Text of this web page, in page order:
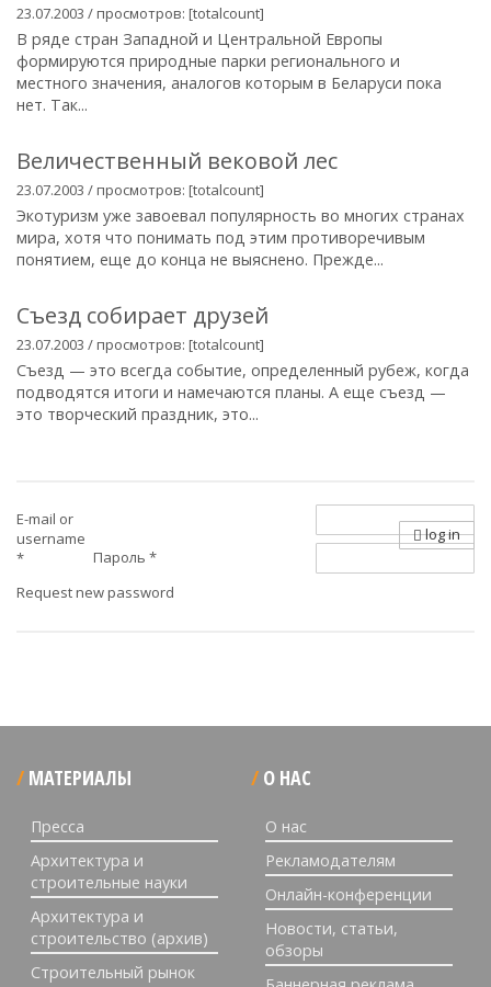
23.07.2003 / просмотров: [totalcount]
В ряде стран Западной и Центральной Европы
формируются природные парки регионального и
местного значения, аналогов которым в Беларуси пока
нет. Так...
Величественный вековой лес
23.07.2003 / просмотров: [totalcount]
Экотуризм уже завоевал популярность во многих странах
мира, хотя что понимать под этим противоречивым
понятием, еще до конца не выяснено. Прежде...
Съезд собирает друзей
23.07.2003 / просмотров: [totalcount]
Съезд — это всегда событие, определенный рубеж, когда
подводятся итоги и намечаются планы. А еще съезд —
это творческий праздник, это...
E-mail or
username
*
Пароль *
Request new password
log in
МАТЕРИАЛЫ
Пресса
Архитектура и
строительные науки
Архитектура и
строительство (архив)
Строительный рынок
О НАС
О нас
Рекламодателям
Онлайн-конференции
Новости, статьи,
обзоры